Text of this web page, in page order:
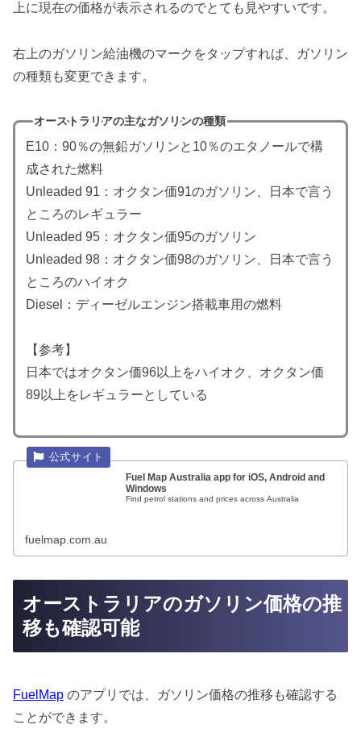
上に現在の価格が表示されるのでとても見やすいです。
右上のガソリン給油機のマークをタップすれば、ガソリン
の種類も変更できます。
オーストラリアの主なガソリンの種類
E10：90％の無鉛ガソリンと10％のエタノールで構
成された燃料
Unleaded 91：オクタン価91のガソリン、日本で言う
ところのレギュラー
Unleaded 95：オクタン価95のガソリン
Unleaded 98：オクタン価98のガソリン、日本で言う
ところのハイオク
Diesel：ディーゼルエンジン搭載車用の燃料
【参考】
日本ではオクタン価96以上をハイオク、オクタン価
89以上をレギュラーとしている
Fuel Map Australia app for iOS, Android and
Windows
Find petrol stations and prices across Australia
fuelmap.com.au
オーストラリアのガソリン価格の推
移も確認可能
FuelMap のアプリでは、ガソリン価格の推移も確認する
ことができます。